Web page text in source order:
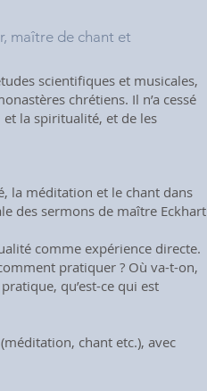
maître de chant et
scientifiques et musicales,
chrétiens. Il n’a cessé
la spiritualité, et de les
la méditation et le chant dans
des sermons de maître Eckhart
comme expérience directe.
pratiquer ? Où va-t-on,
qu’est-ce qui est
chant etc.), avec